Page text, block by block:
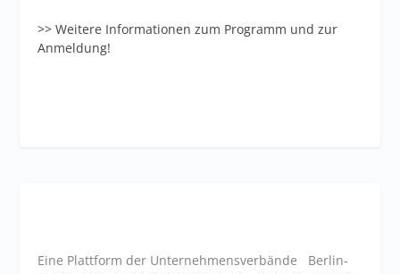
>> Weitere Informationen zum Programm und zur
Anmeldung!
Eine Plattform der Unternehmensverbände Berlin-